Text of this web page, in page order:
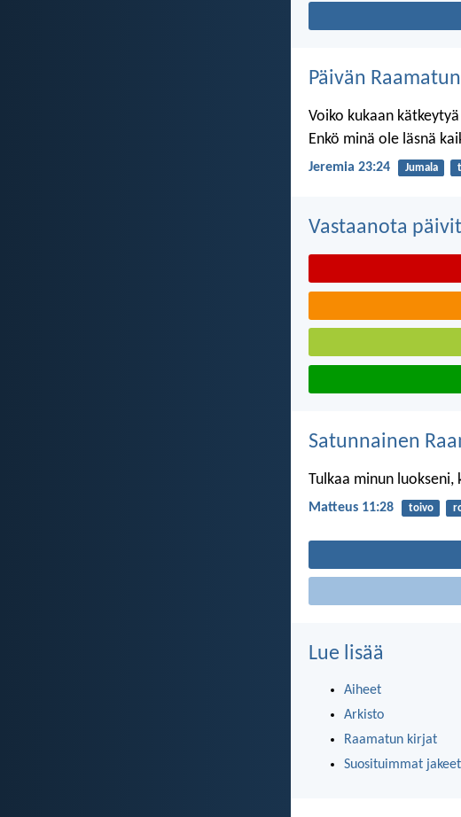
Päivän
Voiko kukaan
Enkö minä ole läsnä
Jeremia 23:24 Jumala
Vastaanota
Satunnainen
Tulkaa minun
Matteus 11:28 toivo
Lue lisää
Aiheet
Arkisto
Raamatun kirjat
Suosituimmat jakeet